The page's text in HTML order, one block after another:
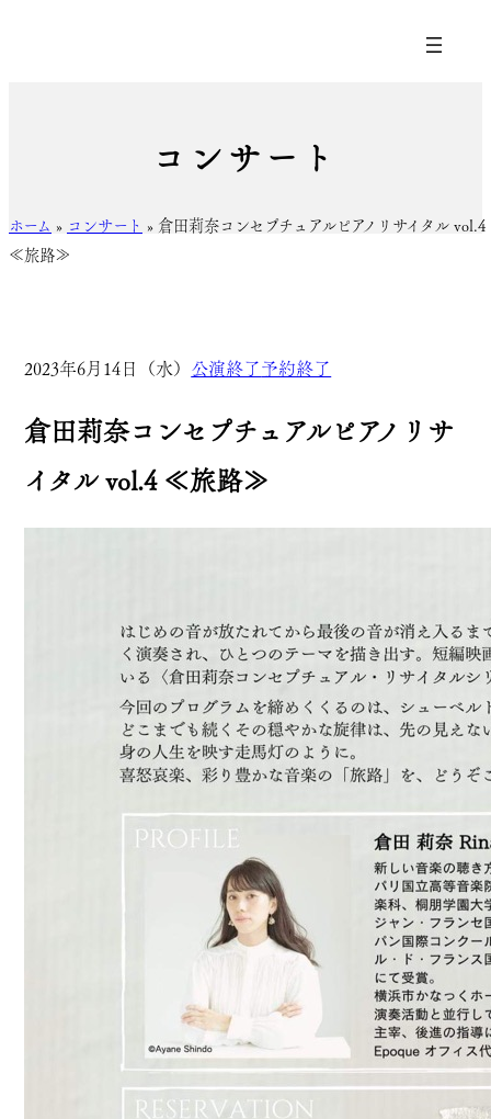
コンサート
ホーム » コンサート » 倉田莉奈コンセプチュアルピアノリサイタル vol.4
≪旅路≫
2023年6月14日（水） 公演終了予約終了
倉田莉奈コンセプチュアルピアノリサ
イタル vol.4 ≪旅路≫